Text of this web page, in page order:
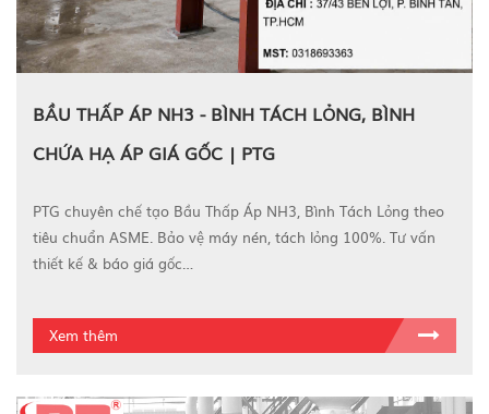
BẦU THẤP ÁP NH3 - BÌNH TÁCH LỎNG, BÌNH
CHỨA HẠ ÁP GIÁ GỐC | PTG
PTG chuyên chế tạo Bầu Thấp Áp NH3, Bình Tách Lỏng theo
tiêu chuẩn ASME. Bảo vệ máy nén, tách lỏng 100%. Tư vấn
thiết kế & báo giá gốc…
Xem thêm